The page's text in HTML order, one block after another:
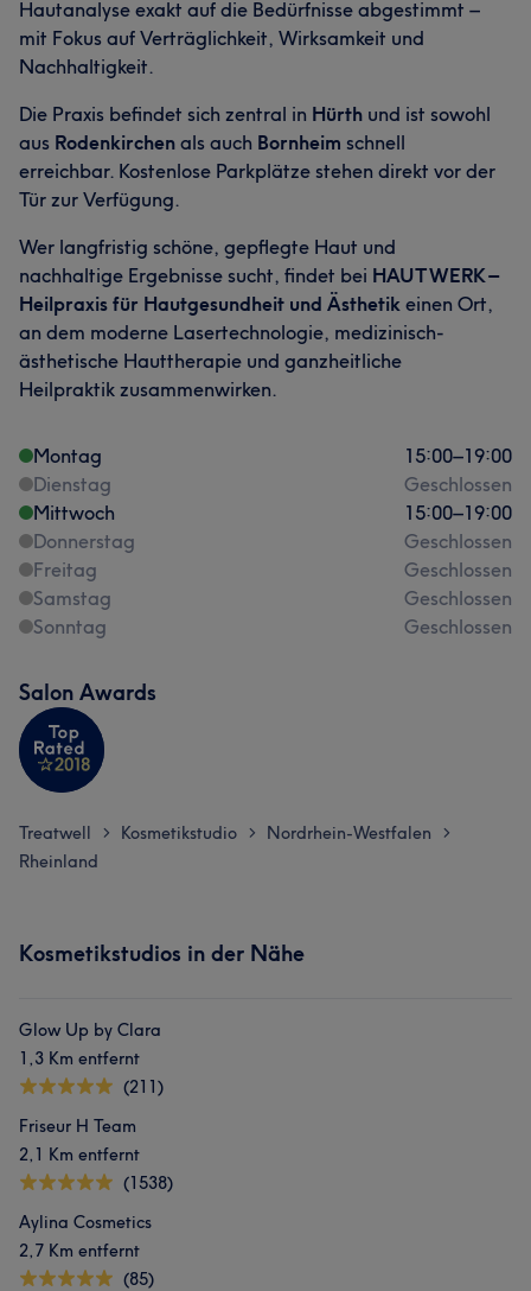
Hautanalyse exakt auf die Bedürfnisse abgestimmt –
mit Fokus auf Verträglichkeit, Wirksamkeit und
Nachhaltigkeit.
Die Praxis befindet sich zentral in Hürth und ist sowohl
aus Rodenkirchen als auch Bornheim schnell
erreichbar. Kostenlose Parkplätze stehen direkt vor der
Tür zur Verfügung.
Wer langfristig schöne, gepflegte Haut und
nachhaltige Ergebnisse sucht, findet bei HAUTWERK –
Heilpraxis für Hautgesundheit und Ästhetik einen Ort,
an dem moderne Lasertechnologie, medizinisch-
ästhetische Hauttherapie und ganzheitliche
Heilpraktik zusammenwirken.
Montag 15:00–19:00
Dienstag
Geschlossen
Mittwoch
15:00–19:00
Donnerstag
Geschlossen
Freitag
Geschlossen
Samstag
Geschlossen
Sonntag
Geschlossen
Salon Awards
Treatwell > Kosmetikstudio > Nordrhein-Westfalen >
Rheinland
Kosmetikstudios in der Nähe
Glow Up by Clara
1,3 Km entfernt
(211)
Friseur H Team
2,1 Km entfernt
(1538)
Aylina Cosmetics
2,7 Km entfernt
(85)